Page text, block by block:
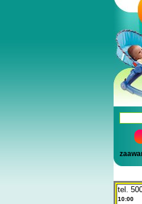
tel.
10:00